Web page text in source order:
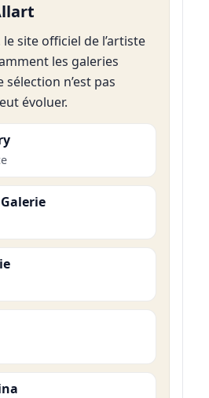
site officiel de l’artiste
les galeries
n’est pas
évoluer.